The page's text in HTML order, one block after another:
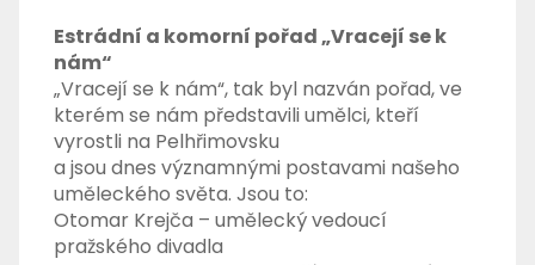
Estrádní a komorní pořad „Vracejí se k
nám“
„Vracejí se k nám“, tak byl nazván pořad, ve
kterém se nám představili umělci, kteří
vyrostli na Pelhřimovsku
a jsou dnes významnými postavami našeho
uměleckého světa. Jsou to:
Otomar Krejča – umělecký vedoucí
pražského divadla